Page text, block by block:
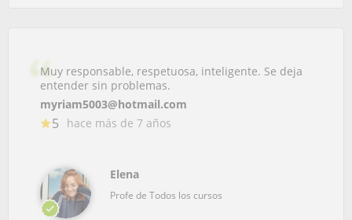
Muy responsable, respetuosa, inteligente. Se deja
entender sin problemas.
myriam5003@hotmail.com
5 hace más de 7 años
Elena
Profe de Todos los cursos